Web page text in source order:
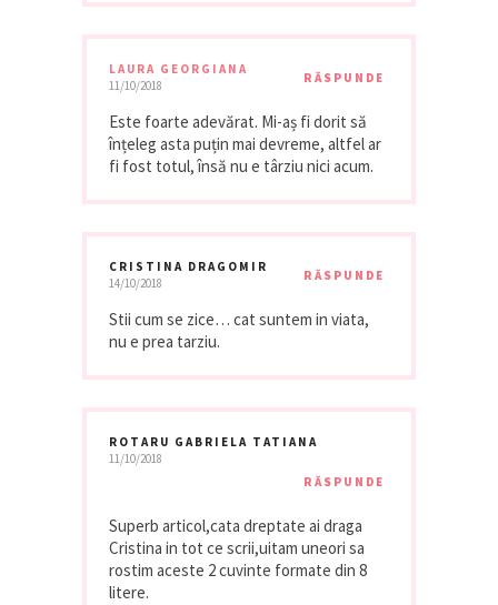
LAURA GEORGIANA
11/10/2018
RĂSPUNDE
Este foarte adevărat. Mi-aș fi dorit să
înțeleg asta puțin mai devreme, altfel ar
fi fost totul, însă nu e târziu nici acum.
CRISTINA DRAGOMIR
14/10/2018
RĂSPUNDE
Stii cum se zice… cat suntem in viata,
nu e prea tarziu.
ROTARU GABRIELA TATIANA
11/10/2018
RĂSPUNDE
Superb articol,cata dreptate ai draga
Cristina in tot ce scrii,uitam uneori sa
rostim aceste 2 cuvinte formate din 8
litere.